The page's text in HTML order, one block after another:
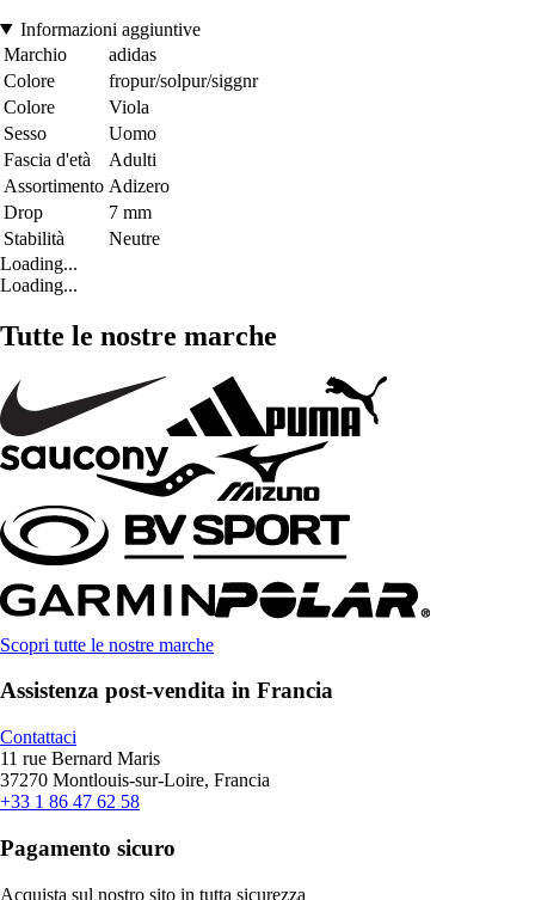
Informazioni aggiuntive
Marchio
adidas
Colore
fropur/solpur/siggnr
Colore
Viola
Sesso
Uomo
Fascia d'età
Adulti
Assortimento Adizero
Drop
7 mm
Stabilità
Neutre
Loading...
Loading...
Tutte le nostre marche
Scopri tutte le nostre marche
Assistenza post-vendita in Francia
Contattaci
11 rue Bernard Maris
37270 Montlouis-sur-Loire, Francia
+33 1 86 47 62 58
Pagamento sicuro
Acquista sul nostro sito in tutta sicurezza